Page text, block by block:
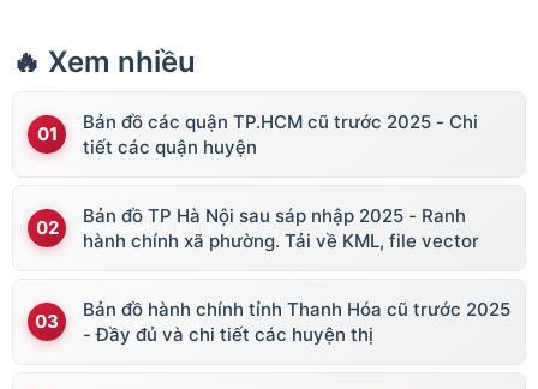
🔥 Xem nhiều
Bản đồ các quận TP.HCM cũ trước 2025 - Chi
tiết các quận huyện
Bản đồ TP Hà Nội sau sáp nhập 2025 - Ranh
hành chính xã phường. Tải về KML, file vector
Bản đồ hành chính tỉnh Thanh Hóa cũ trước 2025
- Đầy đủ và chi tiết các huyện thị